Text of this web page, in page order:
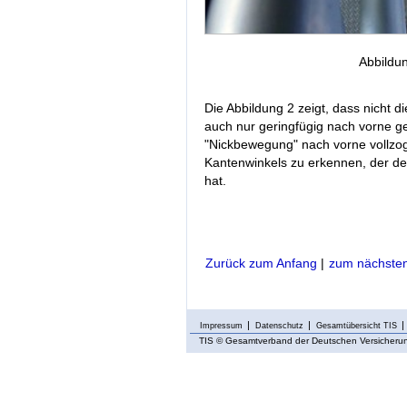
Die Abbildung 2 zeigt, dass nicht
auch nur geringfügig nach vorne
"Nickbewegung" nach vorne
Kantenwinkels zu erkennen, der
hat.
Zurück zum Anfang | zum
Impressum Datenschutz Gesamtübersicht TIS
TIS © Gesamtverband der Deutschen